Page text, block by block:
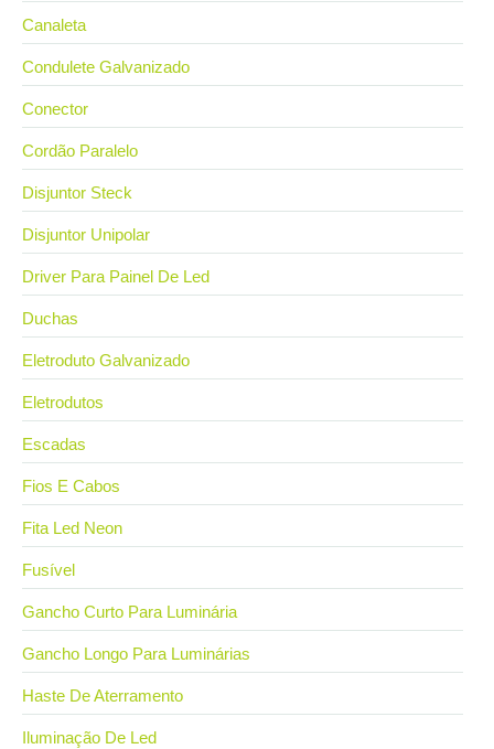
Canaleta
Condulete Galvanizado
Conector
Cordão Paralelo
Disjuntor Steck
Disjuntor Unipolar
Driver Para Painel De Led
Duchas
Eletroduto Galvanizado
Eletrodutos
Escadas
Fios E Cabos
Fita Led Neon
Fusível
Gancho Curto Para Luminária
Gancho Longo Para Luminárias
Haste De Aterramento
Iluminação De Led